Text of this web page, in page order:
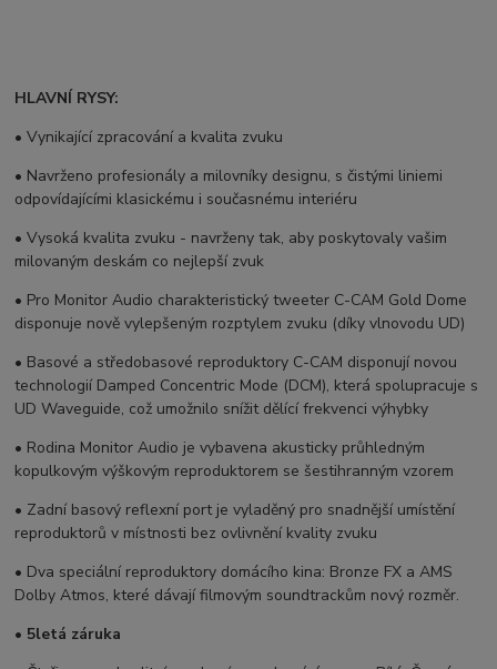
HLAVNÍ RYSY:
• Vynikající zpracování a kvalita zvuku
• Navrženo profesionály a milovníky designu, s čistými liniemi
odpovídajícími klasickému i současnému interiéru
• Vysoká kvalita zvuku - navrženy tak, aby poskytovaly vašim
milovaným deskám co nejlepší zvuk
• Pro Monitor Audio charakteristický tweeter C-CAM Gold Dome
disponuje nově vylepšeným rozptylem zvuku (díky vlnovodu UD)
• Basové a středobasové reproduktory C-CAM disponují novou
technologií Damped Concentric Mode (DCM), která spolupracuje s
UD Waveguide, což umožnilo snížit dělící frekvenci výhybky
• Rodina Monitor Audio je vybavena akusticky průhledným
kopulkovým výškovým reproduktorem se šestihranným vzorem
• Zadní basový reflexní port je vyladěný pro snadnější umístění
reproduktorů v místnosti bez ovlivnění kvality zvuku
• Dva speciální reproduktory domácího kina: Bronze FX a AMS
Dolby Atmos, které dávají filmovým soundtrackům nový rozměr.
• 5letá záruka